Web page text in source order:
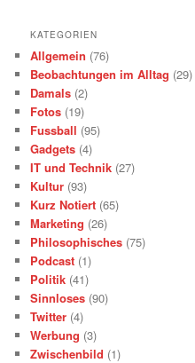
KATEGORIEN
Allgemein (76)
Beobachtungen im Alltag (29)
Damals (2)
Fotos (19)
Fussball (95)
Gadgets (4)
IT und Technik (27)
Kultur (93)
Kurz Notiert (65)
Marketing (26)
Philosophisches (75)
Podcast (1)
Politik (41)
Sinnloses (90)
Twitter (4)
Werbung (3)
Zwischenbild (1)